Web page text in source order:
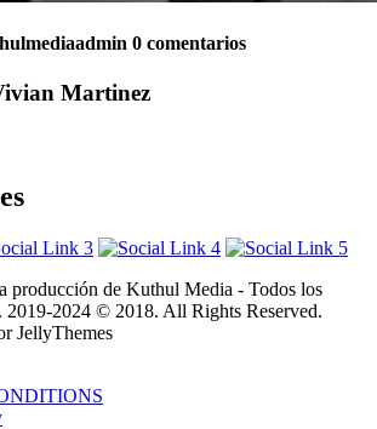
0 comentarios
Martinez
producción de Kuthul Media - Todos los
2019-2024 © 2018. All Rights Reserved.
JellyThemes